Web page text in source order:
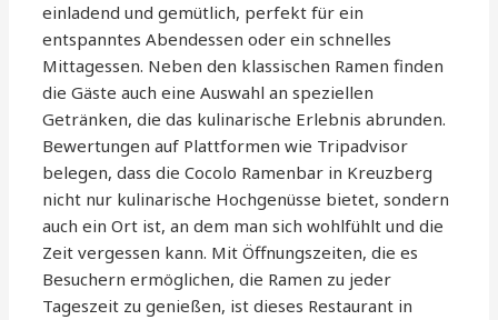
einladend und gemütlich, perfekt für ein
entspanntes Abendessen oder ein schnelles
Mittagessen. Neben den klassischen Ramen finden
die Gäste auch eine Auswahl an speziellen
Getränken, die das kulinarische Erlebnis abrunden.
Bewertungen auf Plattformen wie Tripadvisor
belegen, dass die Cocolo Ramenbar in Kreuzberg
nicht nur kulinarische Hochgenüsse bietet, sondern
auch ein Ort ist, an dem man sich wohlfühlt und die
Zeit vergessen kann. Mit Öffnungszeiten, die es
Besuchern ermöglichen, die Ramen zu jeder
Tageszeit zu genießen, ist dieses Restaurant in